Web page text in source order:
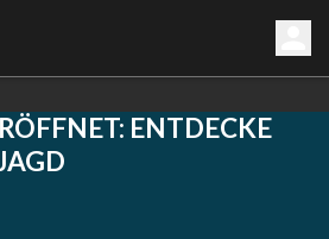
ENTDECKE